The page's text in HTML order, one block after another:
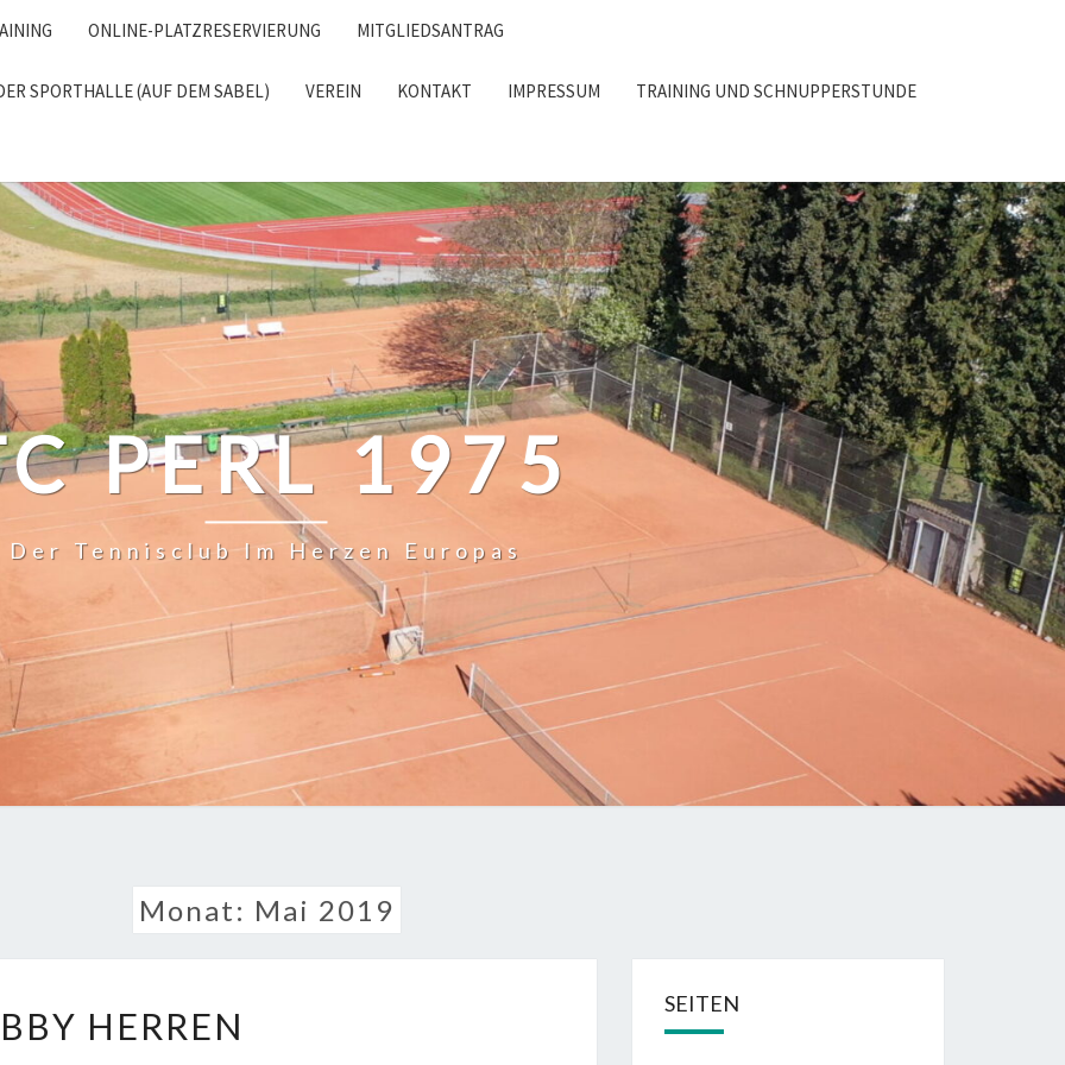
ONLINE-PLATZRESERVIERUNG MITGLIEDSANTRAG
SPORTHALLE (AUF DEM SABEL) VEREIN KONTAKT IMPRESSUM TRAINING UND SCHNUPPERSTUNDE
PERL 1975
Der Tennisclub Im Herzen Europas
Monat: Mai 2019
HERREN
HERREN
SEITEN